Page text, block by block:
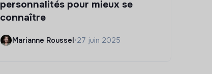
personnalités pour mieux se
connaître
Marianne Roussel•27 juin 2025